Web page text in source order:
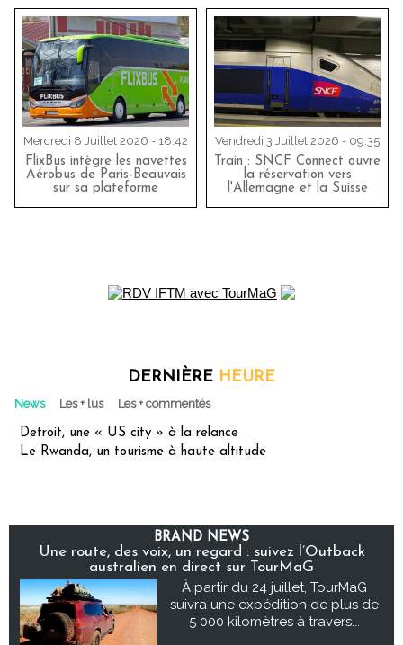
Mercredi 8 Juillet 2026 - 18:42
FlixBus intègre les navettes
Aérobus de Paris-Beauvais
sur sa plateforme
Vendredi 3 Juillet 2026 - 09:35
Train : SNCF Connect ouvre
la réservation vers
l'Allemagne et la Suisse
DERNIÈRE HEURE
News Les + lus Les + commentés
Detroit, une « US city » à la relance
Le Rwanda, un tourisme à haute altitude
BRAND NEWS
Une route, des voix, un regard : suivez l’Outback
australien en direct sur TourMaG
À partir du 24 juillet, TourMaG
suivra une expédition de plus de
5 000 kilomètres à travers...